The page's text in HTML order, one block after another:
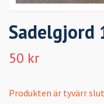
Sadelgjord
50 kr
Produkten är tyvärr